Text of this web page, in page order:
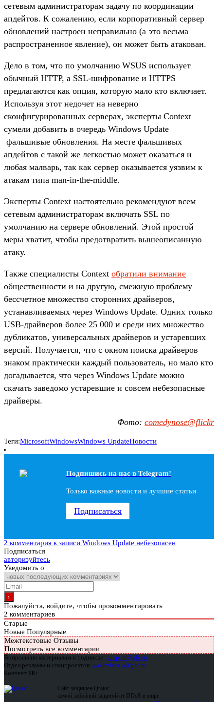
сетевым администраторам задачу по координации
апдейтов. К сожалению, если корпоративный сервер
обновлений настроен неправильно (а это весьма
распространенное явление), он может быть атакован.
Дело в том, что по умолчанию WSUS использует
обычный HTTP, а SSL-шифрование и HTTPS
предлагаются как опция, которую мало кто включает.
Используя этот недочет на неверно
сконфигурированных серверах, эксперты Context
сумели добавить в очередь Windows Update
фальшивые обновления. На месте фальшивых
апдейтов с такой же легкостью может оказаться и
любая малварь, так как сервер оказывается уязвим к
атакам типа man-in-the-middle.
Эксперты Context настоятельно рекомендуют всем
сетевым администраторам включать SSL по
умолчанию на сервере обновлений. Этой простой
меры хватит, чтобы предотвратить вышеописанную
атаку.
Также специалисты Context обратили внимание
общественности и на другую, смежную проблему –
бессчетное множество сторонних драйверов,
устанавливаемых через Windows Update. Одних только
USB-драйверов более 25 000 и среди них множество
дубликатов, универсальных драйверов и устаревших
версий. Получается, что с окном поиска драйверов
знаком практически каждый пользователь, но мало кто
догадывается, что через Windows Update можно
скачать заведомо устаревшие и совсем небезопасные
драйверы.
Фото: comedynose@flickr
Теги:MicrosoftWindowsWindows UpdateНовости
Подпишись на наc в Telegram!
Только важные новости и лучшие статьи
Подписаться
2 комментария к записи Windows Update небезопасен
Подписаться
авторизуйтесь
Уведомить о
Пожалуйста, войдите, чтобы прокомментировать
2 комментариев
Старые
Новые Популярные
Межтекстовые Отзывы
Посмотреть все комментарии
Вопросы по материалам и подписке: support@glc.ru
Отдел рекламы и спецпроектов: yakovleva.a@glc.ru
Контент 18+
Сайт защищен Qrator —
самой забойной защитой от DDoS в мире